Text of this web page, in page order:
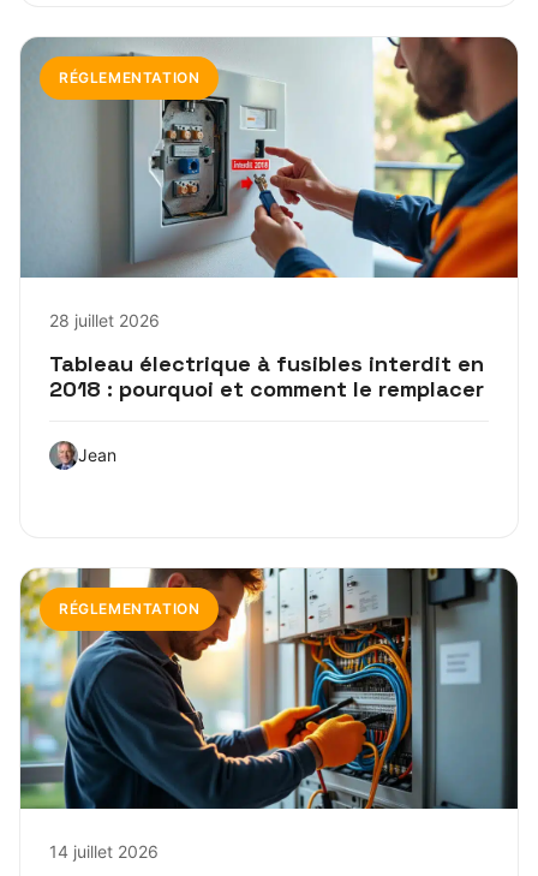
RÉGLEMENTATION
28 juillet 2026
Tableau électrique à fusibles interdit en
2018 : pourquoi et comment le remplacer
Jean
RÉGLEMENTATION
14 juillet 2026